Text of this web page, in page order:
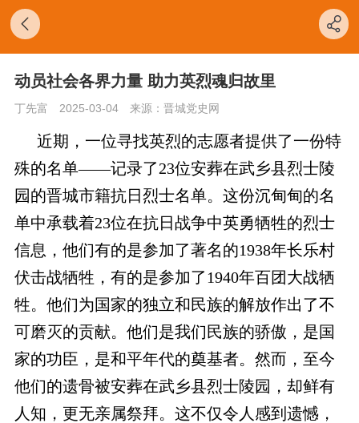
动员社会各界力量 助力英烈魂归故里
丁先富 2025-03-04 来源：晋城党史网
近期，一位寻找英烈的志愿者提供了一份特
殊的名单——记录了23位安葬在武乡县烈士陵
园的晋城市籍抗日烈士名单。这份沉甸甸的名
单中承载着23位在抗日战争中英勇牺牲的烈士
信息，他们有的是参加了著名的1938年长乐村
伏击战牺牲，有的是参加了1940年百团大战牺
牲。他们为国家的独立和民族的解放作出了不
可磨灭的贡献。他们是我们民族的骄傲，是国
家的功臣，是和平年代的奠基者。然而，至今
他们的遗骨被安葬在武乡县烈士陵园，却鲜有
人知，更无亲属祭拜。这不仅令人感到遗憾，